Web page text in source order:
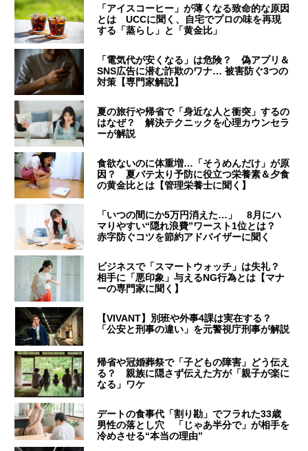
「アイスコーヒー」が薄くなる致命的な原因
とは UCCに聞く、自宅でプロの味を再現
する「蒸らし」と「黄金比」
「電気代が安くなる」は危険？ 偽アプリ＆
SNS広告に潜む詐欺のワナ… 被害防ぐ3つの
対策【専門家解説】
夏の旅行や帰省で「身近な人と衝突」するの
はなぜ？ 解決テクニックを心理カウンセラ
ーが解説
食欲ないのに体重増…「そうめんだけ」が原
因？ 夏バテ太り予防に役立つ栄養素＆夕食
の黄金比とは【管理栄養士に聞く】
「いつの間にか5万円消えた…」 8月にハ
マりやすい“隠れ浪費”ワースト1位とは？
赤字防ぐコツを節約アドバイザーに聞く
ビジネスで「スマートウォッチ」は失礼？
相手に「悪印象」与えるNG行為とは【マナ
ーの専門家に聞く】
【VIVANT】別班や外事4課は実在する？
「公安と刑事の違い」を元警視庁刑事が解説
帰省や冠婚葬祭で「子どもの障害」どう伝え
る？ 親族に隠さず伝えた方が「親子が楽に
なる」ワケ
デートの食事代「割り勘」でフラれた33歳
男性の落とし穴 「じゃあ半分で」が相手を
冷めさせる“本当の理由”